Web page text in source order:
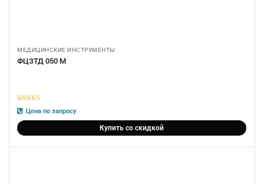
МЕДИЦИНСКИЕ ИНСТРУМЕНТЫ
ФЦЗТД 050 М
5из 5
Цена по запросу
Купить со скидкой